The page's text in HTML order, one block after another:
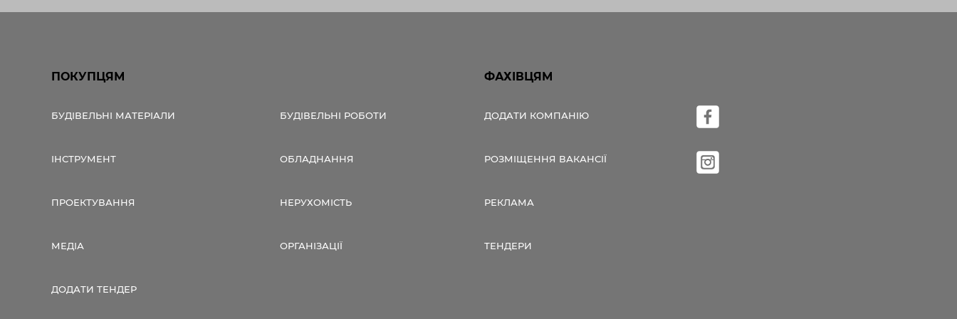
ПОКУПЦЯМ
БУДІВЕЛЬНІ МАТЕРІАЛИ БУДІВЕЛЬНІ РОБОТИ
ІНСТРУМЕНТ ОБЛАДНАННЯ
ПРОЕКТУВАННЯ НЕРУХОМІСТЬ
МЕДІА ОРГАНІЗАЦІЇ
ДОДАТИ ТЕНДЕР
ФАХІВЦЯМ
ДОДАТИ КОМПАНІЮ
РОЗМІЩЕННЯ ВАКАНСІЇ
РЕКЛАМА
ТЕНДЕРИ